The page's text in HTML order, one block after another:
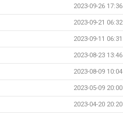
2023-09-26 17:36
2023-09-21 06:32
2023-09-11 06:31
2023-08-23 13:46
2023-08-09 10:04
2023-05-09 20:00
2023-04-20 20:20